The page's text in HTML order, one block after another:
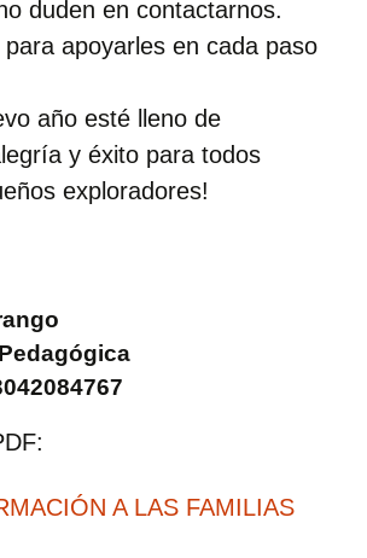
duden en contactarnos.
apoyarles en cada paso
año esté lleno de
y éxito para todos
exploradores!
A LAS FAMILIAS